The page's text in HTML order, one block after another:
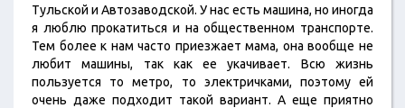
Тульской и Автозаводской. У нас есть машина, но иногда
я люблю прокатиться и на общественном транспорте.
Тем более к нам часто приезжает мама, она вообще не
любит машины, так как ее укачивает. Всю жизнь
пользуется то метро, то электричками, поэтому ей
очень даже подходит такой вариант. А еще приятно